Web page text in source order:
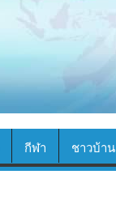
กีฬา ชาวบ้าน